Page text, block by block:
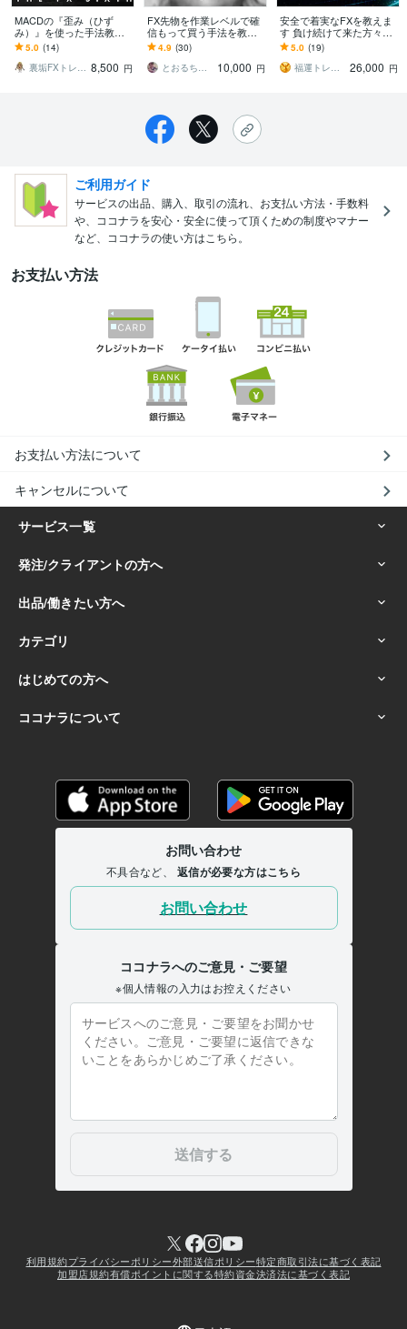
MACDの『歪み（ひず
み）』を使った手法教え
ます スマホのみでOK！シ
ンプルなのに鬼強短期ト
レード
5.0 (14)
裏垢FXトレーダーおすげ 8,500 円
FX先物を作業レベルで確
信もって買う手法を教え
ます トレードは技術。作
業レベルに落とし込まな
いと勝てません。
4.9 (30)
とおるちゃん
10,000 円
安全で着実なFXを教えま
す 負け続けて来た方々
へ。これ以上負けさせま
せん！
5.0 (19)
福運トレーダー
26,000 円
ご利用ガイド
サービスの出品、購入、取引の流れ、お支払い方法・手数料
や、ココナラを安心・安全に使って頂くための制度やマナー
など、ココナラの使い方はこちら。
お支払い方法
お支払い方法について
キャンセルについて